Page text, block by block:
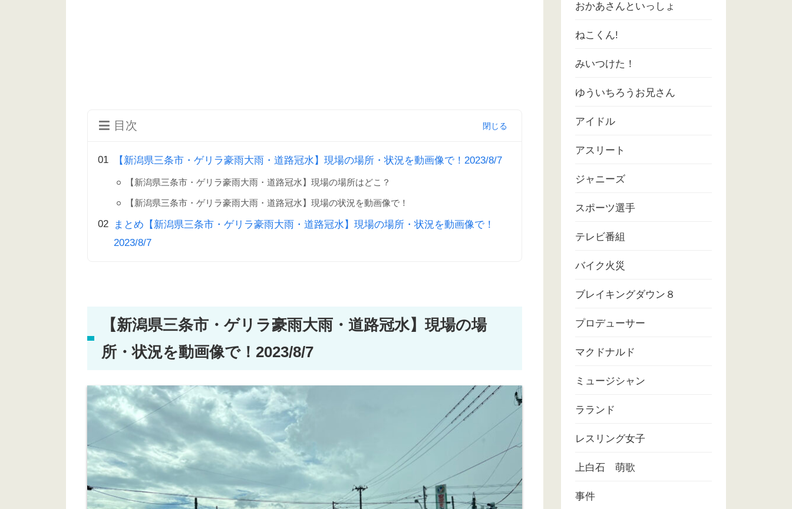
目次
【新潟県三条市・ゲリラ豪雨大雨・道路冠水】現場の場所・状況を動画像で！2023/8/7
【新潟県三条市・ゲリラ豪雨大雨・道路冠水】現場の場所はどこ？
【新潟県三条市・ゲリラ豪雨大雨・道路冠水】現場の状況を動画像で！
まとめ【新潟県三条市・ゲリラ豪雨大雨・道路冠水】現場の場所・状況を動画像で！
2023/8/7
【新潟県三条市・ゲリラ豪雨大雨・道路冠水】現場の場
所・状況を動画像で！2023/8/7
おかあさんといっしょ
ねこくん!
みいつけた！
ゆういちろうお兄さん
アイドル
アスリート
ジャニーズ
スポーツ選手
テレビ番組
バイク火災
ブレイキングダウン８
プロデューサー
マクドナルド
ミュージシャン
ラランド
レスリング女子
上白石 萌歌
事件